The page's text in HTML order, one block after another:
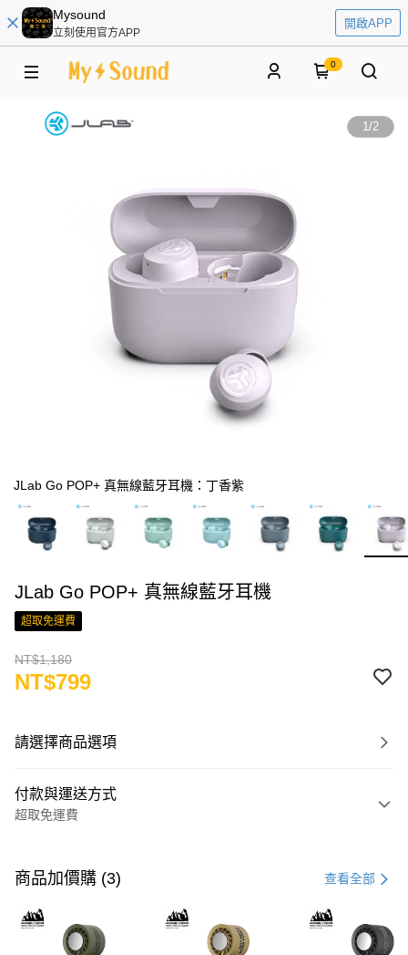
Mysound
立刻使用官方APP
開啟APP
0
1/2
JLab Go POP+ 真無線藍牙耳機：丁香紫
JLab Go POP+ 真無線藍牙耳機
超取免運費
NT$1,180
NT$799
請選擇商品選項
付款與運送方式
超取免運費
信用卡一次付款
LINE Pay
Apple Pay
商品加價購 (3) 查看全部